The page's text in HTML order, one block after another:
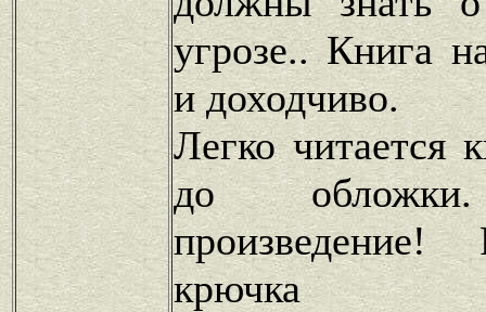
угрозе.. Книга
и доходчиво.
Легко читается
до обложки.
крючка